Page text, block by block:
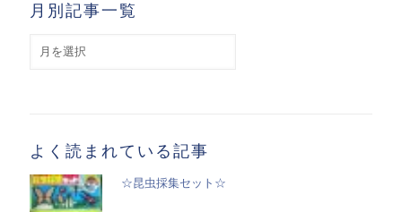
月別記事一覧
よく読まれている記事
☆昆虫採集セット☆